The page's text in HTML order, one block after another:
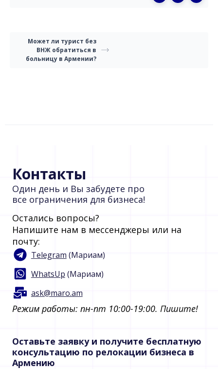
Может ли турист без
ВНЖ обратиться в
больницу в Армении?
Контакты
Один день и Вы забудете про
все ограничения для бизнеса!
Остались вопросы?
Напишите нам в мессенджеры или на
почту:
Telegram (Мариам)
WhatsUp (Мариам)
ask@maro.am
Режим работы: пн-пт 10:00-19:00. Пишите!​
Оставьте заявку и получите бесплатную
консультацию по релокации бизнеса в
Армению